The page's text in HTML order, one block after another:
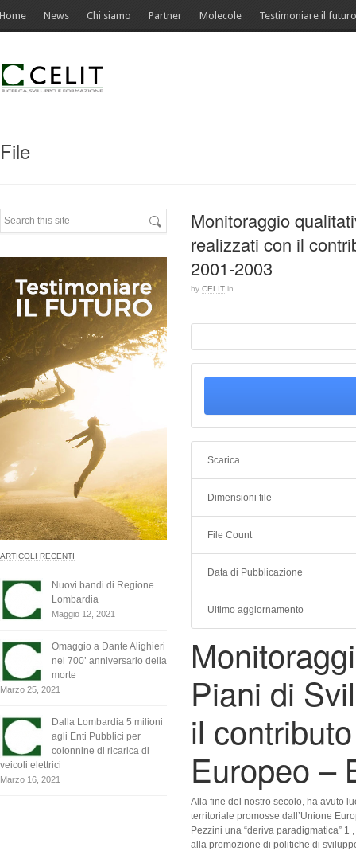
Home News Chi siamo Partner Molecole Testimoniare il futuro
File
ARTICOLI RECENTI
Nuovi bandi di Regione
Lombardia
Maggio 12, 2021
Omaggio a Dante Alighieri
nel 700’ anniversario della
morte
Marzo 25, 2021
Dalla Lombardia 5 milioni
agli Enti Pubblici per
colonnine di ricarica di
veicoli elettrici
Marzo 16, 2021
Monitoraggio
realizzati con il
2001-2003
by CELIT in
Scarica
Dimensioni file
File Count
Data di Pubblicazione
Ultimo aggiornamento
Piani di
il
Europeo –
Alla fine del nostro secolo, ha avuto
territoriale promosse dall’Unione
Pezzini una “deriva paradigmatica”
alla promozione di politiche di